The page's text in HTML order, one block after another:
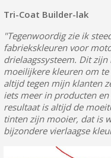
Tri-Coat Builder-lak
"Tegenwoordig zie ik
fabriekskleuren voor
drielaagssysteem. Dit zijn
moeilijkere kleuren om
altijd tegen mijn klanten
iets meer in producten
resultaat is altijd de
tinten zijn mooier, dat is
bijzondere vierlaagse